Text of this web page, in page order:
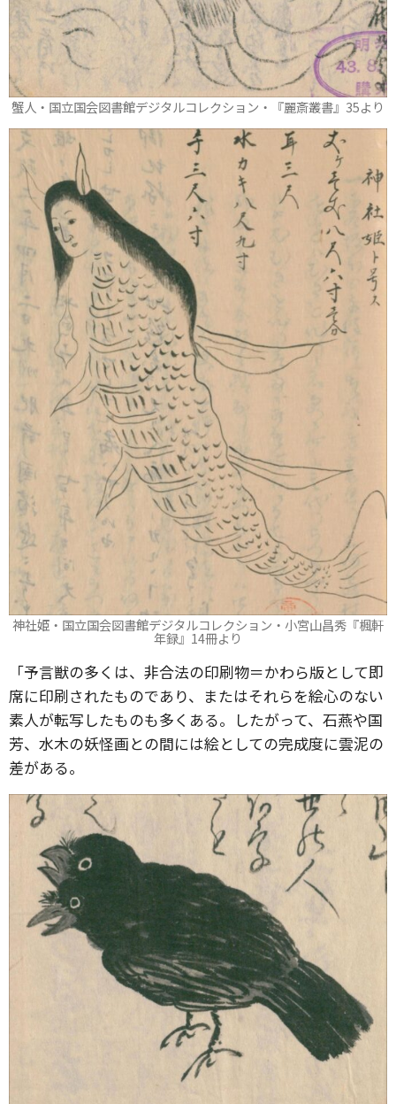
蟹人・国立国会図書館デジタルコレクション・『麗斎叢書』35より
神社姫・国立国会図書館デジタルコレクション・小宮山昌秀『楓軒
年録』14冊より
「予言獣の多くは、非合法の印刷物＝かわら版として即
席に印刷されたものであり、またはそれらを絵心のない
素人が転写したものも多くある。したがって、石燕や国
芳、水木の妖怪画との間には絵としての完成度に雲泥の
差がある。